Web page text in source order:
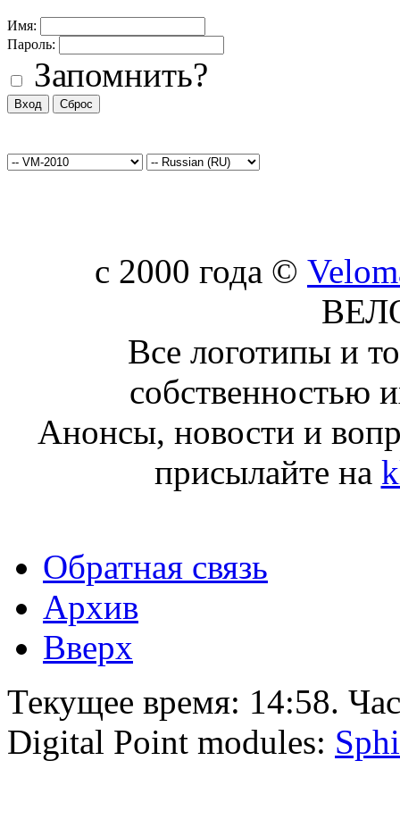
Имя:
Пароль:
Запомнить?
c 2000 года ©
Все логотипы и
собственностью
Анонсы, новости и
присылайте на
Обратная связь
Архив
Вверх
Текущее время: 14:58.
Digital Point modules: